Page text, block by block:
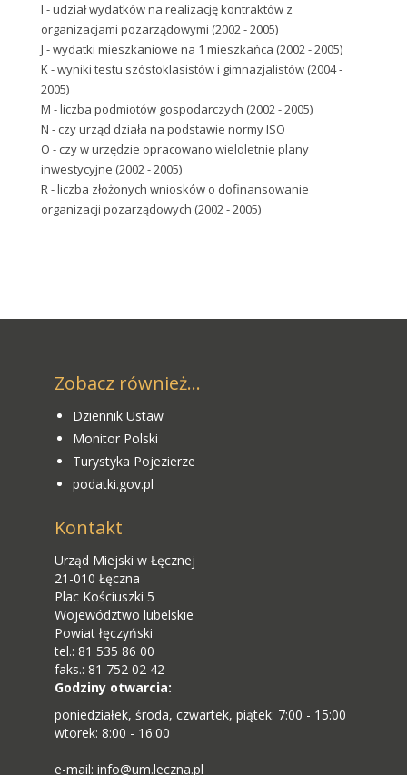
I - udział wydatków na realizację kontraktów z
organizacjami pozarządowymi (2002 - 2005)
J - wydatki mieszkaniowe na 1 mieszkańca (2002 - 2005)
K - wyniki testu szóstoklasistów i gimnazjalistów (2004 -
2005)
M - liczba podmiotów gospodarczych (2002 - 2005)
N - czy urząd działa na podstawie normy ISO
O - czy w urzędzie opracowano wieloletnie plany
inwestycyjne (2002 - 2005)
R - liczba złożonych wniosków o dofinansowanie
organizacji pozarządowych (2002 - 2005)
Zobacz również...
Dziennik Ustaw
Monitor Polski
Turystyka Pojezierze
podatki.gov.pl
Kontakt
Urząd Miejski w Łęcznej
21-010 Łęczna
Plac Kościuszki 5
Województwo lubelskie
Powiat łęczyński
tel.: 81 535 86 00
faks.: 81 752 02 42
Godziny otwarcia:
poniedziałek, środa, czwartek, piątek: 7:00 - 15:00
wtorek: 8:00 - 16:00
e-mail: info@um.leczna.pl